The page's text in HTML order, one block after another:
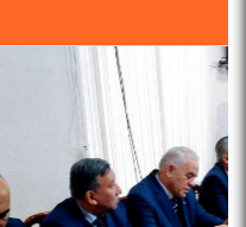
ВА МАРОСИМИ
ТОҶИКОН РӮЗИИ
ЗАБОНИ
С. НАЗАРЗОДА
АСКАР ҲАКИМ